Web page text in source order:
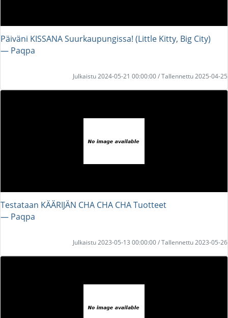
Päiväni KISSANA Suurkaupungissa! (Little Kitty, Big City)
― Paqpa
Julkaistu 2024-05-21 00:00:00 / Tallennettu 2025-04-25
Testataan KÄÄRIJÄN CHA CHA CHA Tuotteet
― Paqpa
Julkaistu 2023-05-13 00:00:00 / Tallennettu 2023-05-26